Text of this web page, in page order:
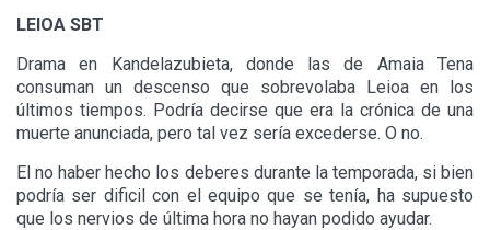
LEIOA SBT
Drama en Kandelazubieta, donde las de Amaia Tena
consuman un descenso que sobrevolaba Leioa en los
últimos tiempos. Podría decirse que era la crónica de una
muerte anunciada, pero tal vez sería excederse. O no.
El no haber hecho los deberes durante la temporada, si bien
podría ser dificil con el equipo que se tenía, ha supuesto
que los nervios de última hora no hayan podido ayudar.